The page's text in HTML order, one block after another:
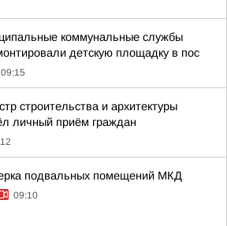
коммунальные службы
детскую площадку в пос
09:15
строительства и архитектуры
личный приём граждан
подвальных помещений МКД
09:10